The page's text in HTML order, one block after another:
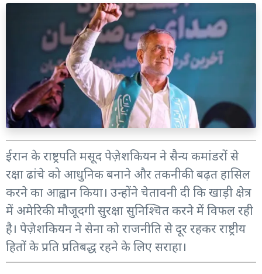
ईरान के राष्ट्रपति मसूद पेज़ेशकियन ने सैन्य कमांडरों से
रक्षा ढांचे को आधुनिक बनाने और तकनीकी बढ़त हासिल
करने का आह्वान किया। उन्होंने चेतावनी दी कि खाड़ी क्षेत्र
में अमेरिकी मौजूदगी सुरक्षा सुनिश्चित करने में विफल रही
है। पेज़ेशकियन ने सेना को राजनीति से दूर रहकर राष्ट्रीय
हितों के प्रति प्रतिबद्ध रहने के लिए सराहा।